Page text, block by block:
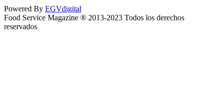
Powered By EGVdigital
Food Service Magazine ® 2013-2023 Todos los derechos
reservados